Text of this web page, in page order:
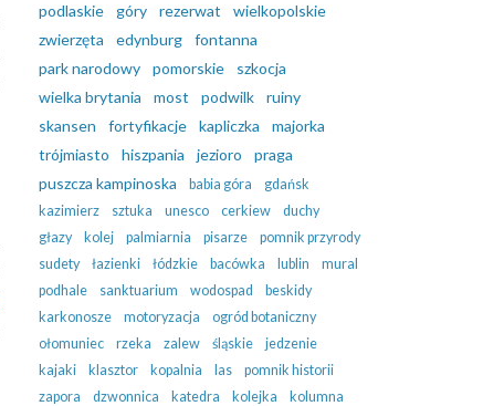
podlaskie
góry rezerwat
wielkopolskie
zwierzęta
edynburg
fontanna
park narodowy
pomorskie
szkocja
wielka brytania
most podwilk
ruiny
skansen
fortyfikacje kapliczka
majorka
trójmiasto
hiszpania jezioro
praga
puszcza kampinoska
babia góra
gdańsk
kazimierz
sztuka unesco cerkiew
duchy
głazy
kolej palmiarnia pisarze
pomnik przyrody
sudety
łazienki łódzkie bacówka lublin
mural
podhale
sanktuarium wodospad
beskidy
karkonosze
motoryzacja
ogród botaniczny
ołomuniec
rzeka zalew śląskie
jedzenie
kajaki
klasztor kopalnia las
pomnik historii
zapora
dzwonnica katedra kolejka
kolumna